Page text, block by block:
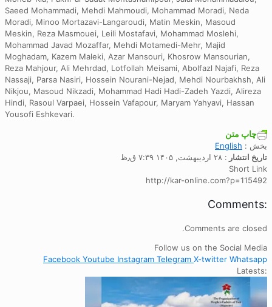
Saeed Mohammadi, Mehdi Mahmoudi, Mohammad Moradi, Neda
Moradi, Minoo Mortazavi-Langaroudi, Matin Meskin, Masoud
Meskin, Reza Masmouei, Leili Mostafavi, Mohammad Moslehi,
Mohammad Javad Mozaffar, Mehdi Motamedi-Mehr, Majid
Moghadam, Kazem Maleki, Azar Mansouri, Khosrow Mansourian,
Reza Mahjour, Ali Mehrdad, Lotfollah Meisami, Abolfazl Najafi, Reza
Nassaji, Parsa Nasiri, Hossein Nourani-Nejad, Mehdi Nourbakhsh, Ali
Nikjou, Masoud Nikzadi, Mohammad Hadi Hadi-Zadeh Yazdi, Alireza
Hindi, Rasoul Varpaei, Hossein Vafapour, Maryam Yahyavi, Hassan
Yousofi Eshkevari.
چاپ متن
بخش : English
تاریخ انتشار : ۲۸ اردیبهشت, ۱۴۰۵ ۷:۳۹ ق٫ظ
Short Link
http://kar-online.com?p=115492
:Comments
Comments are closed.
Follow us on the Social Media
Facebook Youtube Instagram Telegram X-twitter Whatsapp
:Latests